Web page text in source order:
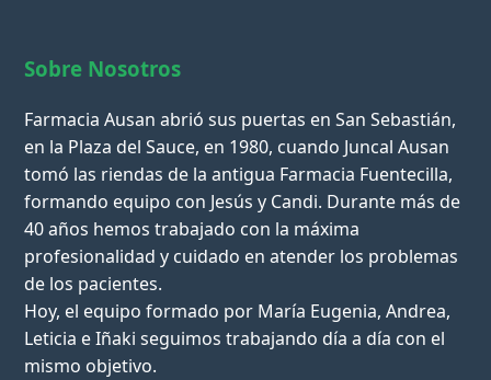
Sobre Nosotros
Farmacia Ausan abrió sus puertas en San Sebastián,
en la Plaza del Sauce, en 1980, cuando Juncal Ausan
tomó las riendas de la antigua Farmacia Fuentecilla,
formando equipo con Jesús y Candi. Durante más de
40 años hemos trabajado con la máxima
profesionalidad y cuidado en atender los problemas
de los pacientes.
Hoy, el equipo formado por María Eugenia, Andrea,
Leticia e Iñaki seguimos trabajando día a día con el
mismo objetivo.